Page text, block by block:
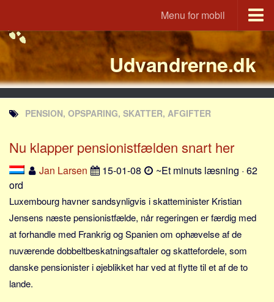
Menu for mobil
Portal
Udvandrerne.dk
Utvandrerne.no
Utvandrarna.se
Tyskland.dk
England.dk
Rusland.dk
JLKM.dk
Lande
Tyrkiet
Spanien
Sverige
Udvandrerne.dk
PENSION, OPSPARING, SKATTER, AFGIFTER
Nu klapper pensionistfælden snart her
Jan Larsen 15-01-08
~Et minuts læsning · 62
ord
Luxembourg havner sandsynligvis i skatteminister Kristian
Jensens næste pensionistfælde, når regeringen er færdig med
at forhandle med Frankrig og Spanien om ophævelse af de
nuværende dobbeltbeskatningsaftaler og skattefordele, som
danske pensionister i øjeblikket har ved at flytte til et af de to
lande.